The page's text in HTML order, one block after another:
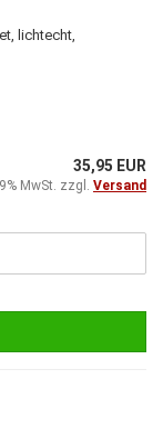
lichtecht,
35,95 EUR
MwSt. zzgl. Versand